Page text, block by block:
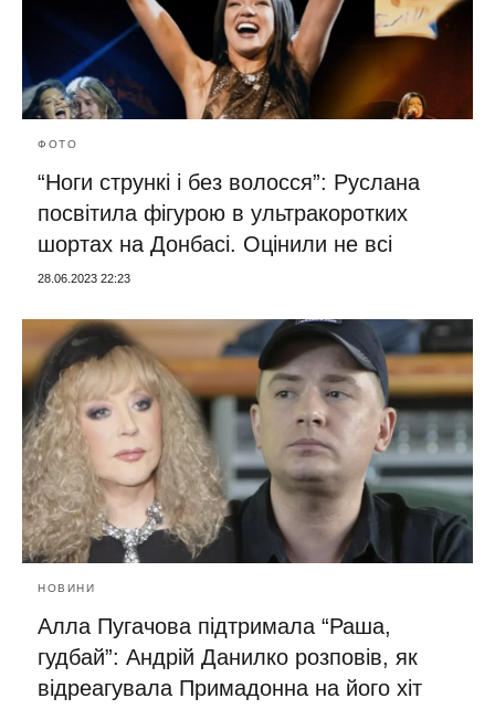
ФОТО
“Ноги стрункі і без волосся”: Руслана
посвітила фігурою в ультракоротких
шортах на Донбасі. Оцінили не всі
28.06.2023 22:23
НОВИНИ
Алла Пугачова підтримала “Раша,
гудбай”: Андрій Данилко розповів, як
відреагувала Примадонна на його хіт